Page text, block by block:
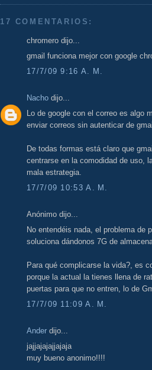
17 COMENTARIOS:
chromero dijo...
gmail funciona mejor con google
17/7/09 9:16 A. M.
Nacho dijo...
Lo de google con el correo es algo
enviar correos sin autenticar de
De todas formas está claro que
centrarse en la comodidad de uso,
mala estrategia.
17/7/09 10:53 A. M.
Anónimo dijo...
No entendéis nada, el problema de
soluciona dándonos 7G de
Para qué complicarse la vida?, es
porque la actual la tienes llena de
puertas para que no entren, lo de
17/7/09 11:09 A. M.
Ander dijo...
jajjajajajjajaja
muy bueno anonimo!!!!